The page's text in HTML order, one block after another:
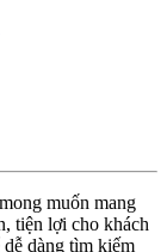
muốn mang
tiện lợi cho khách
dàng tìm kiếm